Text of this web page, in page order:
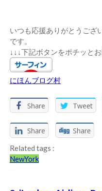
いつも応援ありがとうござ
です。
↓↓↓下記ボタンをポチッと
にほんブログ村
Share Tweet
Share Share
Related tags :
NewYork